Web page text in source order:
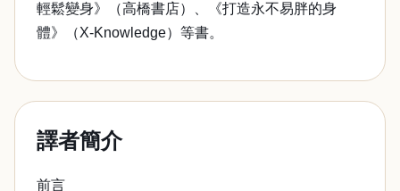
輕鬆變身》（高橋書店）、《打造永不易胖的身
體》（X-Knowledge）等書。
譯者簡介
前言